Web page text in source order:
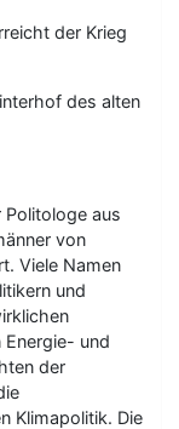
der Krieg
des alten
Politologe aus
von
Viele Namen
und
Energie- und
der
Klimapolitik. Die